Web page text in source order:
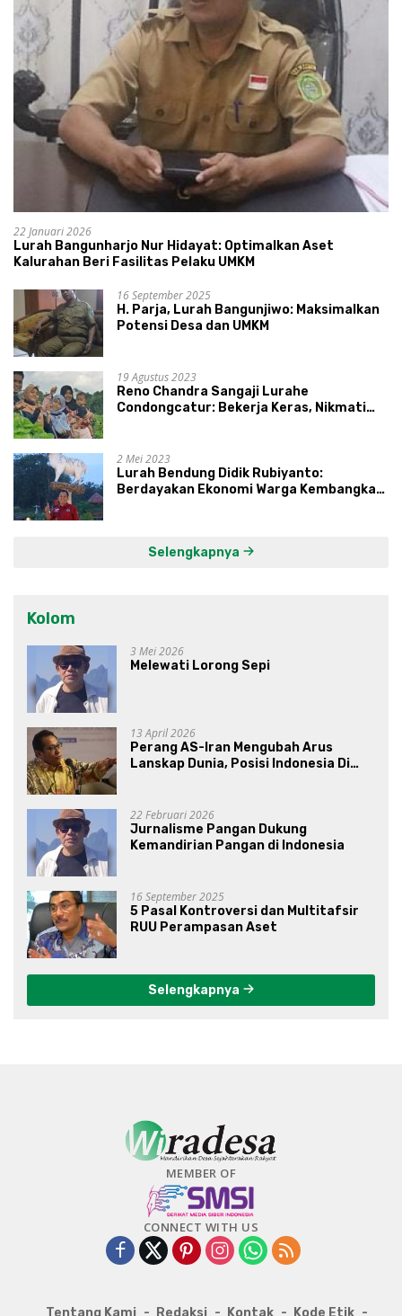
22 Januari 2026
Lurah Bangunharjo Nur Hidayat: Optimalkan Aset
Kalurahan Beri Fasilitas Pelaku UMKM
16 September 2025
H. Parja, Lurah Bangunjiwo: Maksimalkan
Potensi Desa dan UMKM
19 Agustus 2023
Reno Chandra Sangaji Lurahe
Condongcatur: Bekerja Keras, Nikmati
2 Mei 2023
Lurah Bendung Didik Rubiyanto:
Berdayakan Ekonomi Warga Kembangkan
Selengkapnya
Kolom
3 Mei 2026
Melewati Lorong Sepi
13 April 2026
Perang AS-Iran Mengubah Arus
Lanskap Dunia, Posisi Indonesia Di
22 Februari 2026
Jurnalisme Pangan Dukung
Kemandirian Pangan di Indonesia
16 September 2025
5 Pasal Kontroversi dan Multitafsir
RUU Perampasan Aset
Selengkapnya
MEMBER OF
CONNECT WITH US